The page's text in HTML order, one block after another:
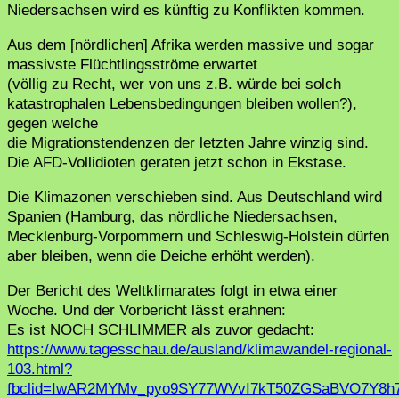
Niedersachsen wird es künftig zu Konflikten kommen.
Aus dem [nördlichen] Afrika werden massive und sogar
massivste Flüchtlingsströme erwartet
(völlig zu Recht, wer von uns z.B. würde bei solch
katastrophalen Lebensbedingungen bleiben wollen?),
gegen welche
die Migrationstendenzen der letzten Jahre winzig sind.
Die AFD-Vollidioten geraten jetzt schon in Ekstase.
Die Klimazonen verschieben sind. Aus Deutschland wird
Spanien (Hamburg, das nördliche Niedersachsen,
Mecklenburg-Vorpommern und Schleswig-Holstein dürfen
aber bleiben, wenn die Deiche erhöht werden).
Der Bericht des Weltklimarates folgt in etwa einer
Woche. Und der Vorbericht lässt erahnen:
Es ist NOCH SCHLIMMER als zuvor gedacht:
https://www.tagesschau.de/ausland/klimawandel-regional-
103.html?